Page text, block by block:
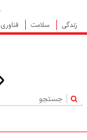
زندگی
سلامت فناوری
|